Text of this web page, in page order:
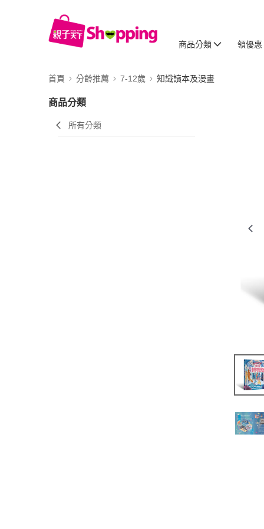
商品分類 領優惠
首頁 分齡推薦 7-12歲 知識讀本及漫畫
商品分類
所有分類